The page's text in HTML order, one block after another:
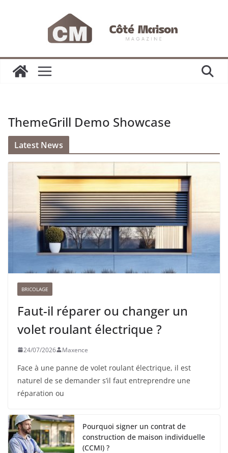
ThemeGrill Demo Showcase
Latest News
BRICOLAGE
Faut-il réparer ou changer un
volet roulant électrique ?
24/07/2026 Maxence
Face à une panne de volet roulant électrique, il est
naturel de se demander s’il faut entreprendre une
réparation ou
Pourquoi signer un contrat de
construction de maison individuelle
(CCMI) ?